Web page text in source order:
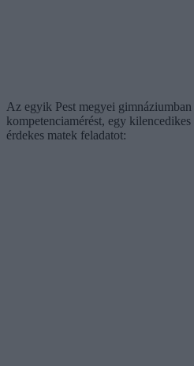
Az egyik Pest megyei gimnáziumban
kompetenciamérést, egy
érdekes matek feladatot: